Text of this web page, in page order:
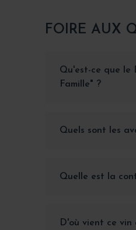
FOIRE AUX
Qu'est-ce que le
Famille" ?
Quels sont les
Quelle est la
D'où vient ce